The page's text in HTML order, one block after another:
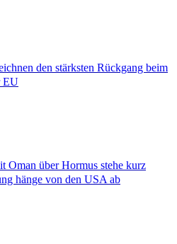
den stärksten Rückgang beim
EU
Oman über Hormus stehe kurz
hänge von den USA ab